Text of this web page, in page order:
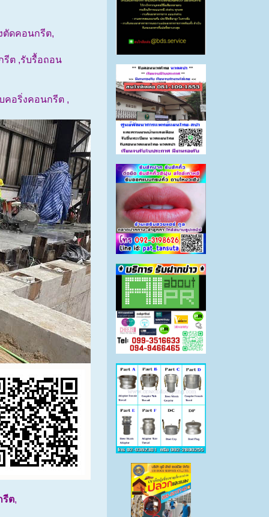
ตัดคอนกรีต,
รีต ,รับรื้อถอน
คอริ่งคอนกรีต ,
รีต,